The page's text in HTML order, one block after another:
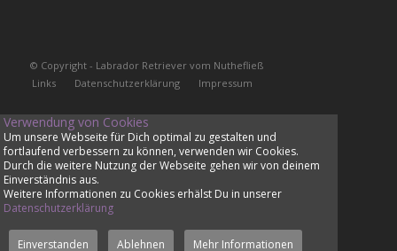
© Copyright - Labrador Retriever vom Nuthefließ
Links
Datenschutzerklärung Impressum
Verwendung von Cookies
Um unsere Webseite für Dich optimal zu gestalten und
fortlaufend verbessern zu können, verwenden wir Cookies.
Durch die weitere Nutzung der Webseite gehen wir von deinem
Einverständnis aus.
Weitere Informationen zu Cookies erhälst Du in unserer
Datenschutzerklärung
Einverstanden Ablehnen Mehr Informationen